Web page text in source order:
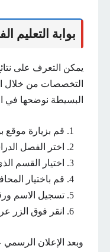
بوابة التعليم
يمكن التعرف على
التخصصات من خلال
البسيطة نوضحها في
قم بزيارة موقع
اختر الفصل
اختيار القسم
قم باختيار
تسجيل الاسم
انقر فوق الزر
وبعد الإعلان